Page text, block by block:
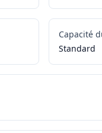
Capacité
Standard